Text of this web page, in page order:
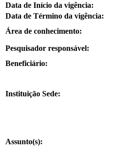
Data de Início da vigência:
Data de Término da vigência:
Área de conhecimento:
Pesquisador responsável:
Beneficiário:
Instituição Sede:
Assunto(s):